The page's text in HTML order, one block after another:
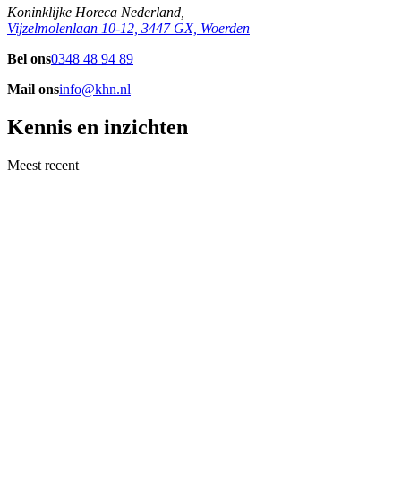
Koninklijke Horeca Nederland,
Vijzelmolenlaan 10-12, 3447 GX, Woerden
Bel ons0348 48 94 89
Mail onsinfo@khn.nl
Kennis en inzichten
Meest recent